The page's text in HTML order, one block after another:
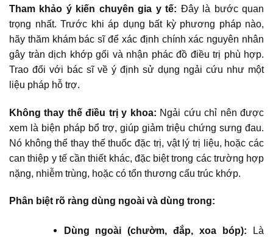
Tham khảo ý kiến chuyên gia y tế: Đây là bước quan
trọng nhất. Trước khi áp dụng bất kỳ phương pháp nào,
hãy thăm khám bác sĩ để xác định chính xác nguyên nhân
gây tràn dịch khớp gối và nhận phác đồ điều trị phù hợp.
Trao đổi với bác sĩ về ý định sử dụng ngải cứu như một
liệu pháp hỗ trợ.
Không thay thế điều trị y khoa: Ngải cứu chỉ nên được
xem là biện pháp bổ trợ, giúp giảm triệu chứng sưng đau.
Nó không thể thay thế thuốc đặc trị, vật lý trị liệu, hoặc các
can thiệp y tế cần thiết khác, đặc biệt trong các trường hợp
nặng, nhiễm trùng, hoặc có tổn thương cấu trúc khớp.
Phân biệt rõ ràng dùng ngoài và dùng trong:
Dùng ngoài (chườm, đắp, xoa bóp): Là